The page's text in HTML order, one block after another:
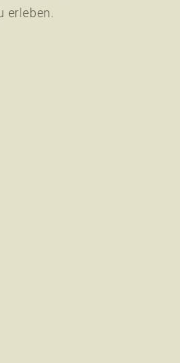
erleben.